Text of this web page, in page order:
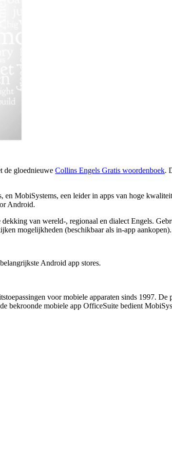
de gloednieuwe Collins Engels Gratis woordenboek.
MobiSystems, een leider in apps van hoge
Android.
van wereld-, regionaal en dialect Engels.
mogelijkheden (beschikbaar als in-app aankopen).
Android app stores.
voor mobiele apparaten sinds 1997.
bekroonde mobiele app OfficeSuite bedient